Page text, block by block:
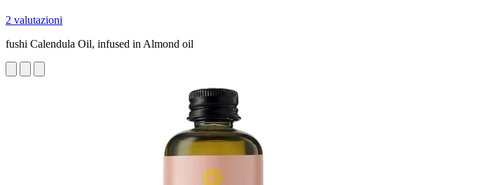
2 valutazioni
fushi Calendula Oil, infused in Almond oil